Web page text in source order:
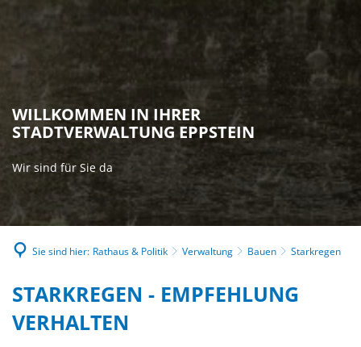
WILLKOMMEN IN IHRER
STADTVERWALTUNG EPPSTEIN
Wir sind für Sie da
Sie sind hier: Rathaus & Politik Verwaltung Bauen Starkregen
STARKREGEN
STARKREGEN - EMPFEHLUNG
VERHALTEN